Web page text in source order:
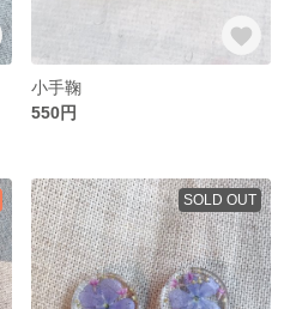
小手鞠
550円
SOLD OUT